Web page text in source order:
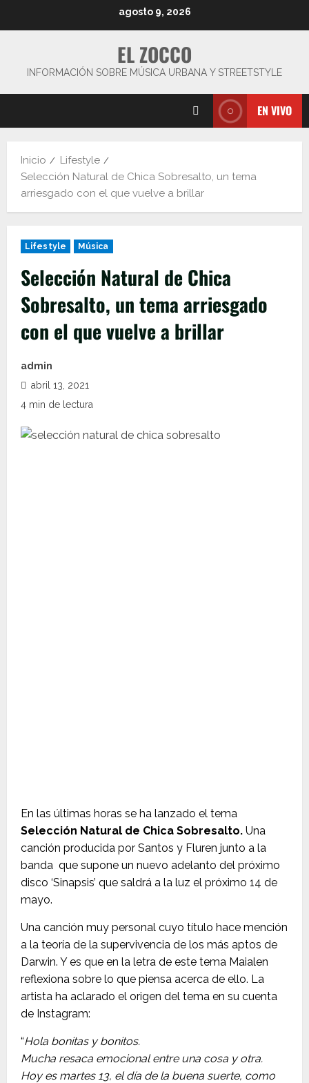
agosto 9, 2026
EL ZOCCO
INFORMACIÓN SOBRE MÚSICA URBANA Y STREETSTYLE
EN VIVO
Inicio
Lifestyle
Selección Natural de Chica Sobresalto, un tema
arriesgado con el que vuelve a brillar
Lifestyle Música
Selección Natural de Chica
Sobresalto, un tema arriesgado
con el que vuelve a brillar
admin
abril 13, 2021
4 min de lectura
En las últimas horas se ha lanzado el tema
Selección Natural de Chica Sobresalto. Una
canción producida por Santos y Fluren junto a la
banda que supone un nuevo adelanto del próximo
disco ‘Sinapsis’ que saldrá a la luz el próximo 14 de
mayo.
Una canción muy personal cuyo título hace mención
a la teoría de la supervivencia de los más aptos de
Darwin. Y es que en la letra de este tema Maialen
reflexiona sobre lo que piensa acerca de ello. La
artista ha aclarado el origen del tema en su cuenta
de Instagram:
“Hola bonitas y bonitos.
Mucha resaca emocional entre una cosa y otra.
Hoy es martes 13, el día de la buena suerte, como